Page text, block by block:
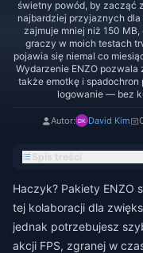
świetny powód, by zacząć
najbardziej przyjaznych
zajmuje mniej niż 150 MB,
graczy w moich testach
pojawia się niemal co
Wydarzenie ENZO
także emotkę i
logowanie — bez
Autor: David Kim
Spis treści
Haczyk? Pakiety ENZO
tej kolaboracji dla
jednak potrzebujesz
akcji FPS, zgranej w